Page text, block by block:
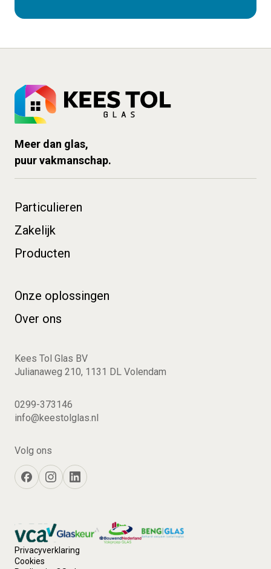
Meer dan glas,
puur vakmanschap.
Particulieren
Zakelijk
Producten
Onze oplossingen
Over ons
Kees Tol Glas BV
Julianaweg 210, 1131 DL Volendam
0299-373146
info@keestolglas.nl
Volg ons
Privacyverklaring
Cookies